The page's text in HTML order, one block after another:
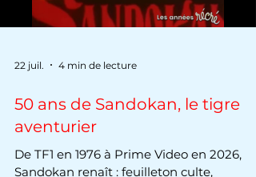
22 juil. 4 min de lecture
50 ans de Sandokan, le tigre
aventurier